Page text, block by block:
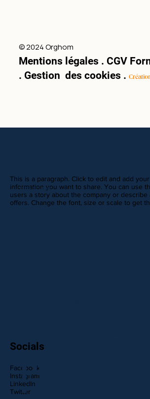
© 2024 Orghom
Mentions légales .CGV
. Gestion des cookies .
This is a paragraph. Click to edit and add
information you want to share. You can use
users a story about the company or describe
offers. Change the font, size or scale to get
Socials
Facebook
Instagram
LinkedIn
Twitter
REVIEWS
place to